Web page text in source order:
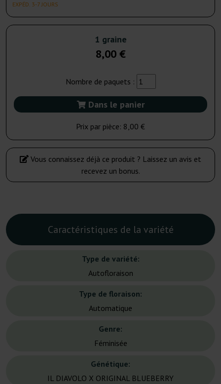
EXPÉD. 3-7 JOURS
1 graine
8,00 €
Nombre de paquets :
Dans le panier
Prix par pièce: 8,00 €
Vous connaissez déjà ce produit ? Laissez un avis et
recevez un bonus.
Caractéristiques de la variété
Type de variété:
Autofloraison
Type de floraison:
Automatique
Genre:
Féminisée
Génétique:
IL DIAVOLO X ORIGINAL BLUEBERRY